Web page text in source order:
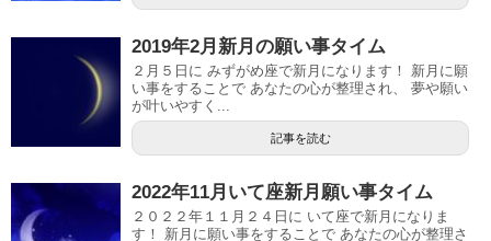
2019年2月新月の願い事タイム
２月５日に みずがめ座で新月になります！ 新月に願
い事をすることで あなたの心が整理され、 夢や願い
が叶いやすく...
記事を読む
2022年11月いて座新月願い事タイム
２０２２年１１月２４日に いて座で新月になりま
す！ 新月に願い事をすることで あなたの心が整理さ